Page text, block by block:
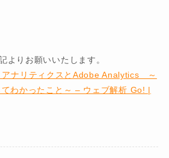
よりお願いいたします。
アナリティクスとAdobe Analytics ～
わかったこと～ – ウェブ解析 Go! |